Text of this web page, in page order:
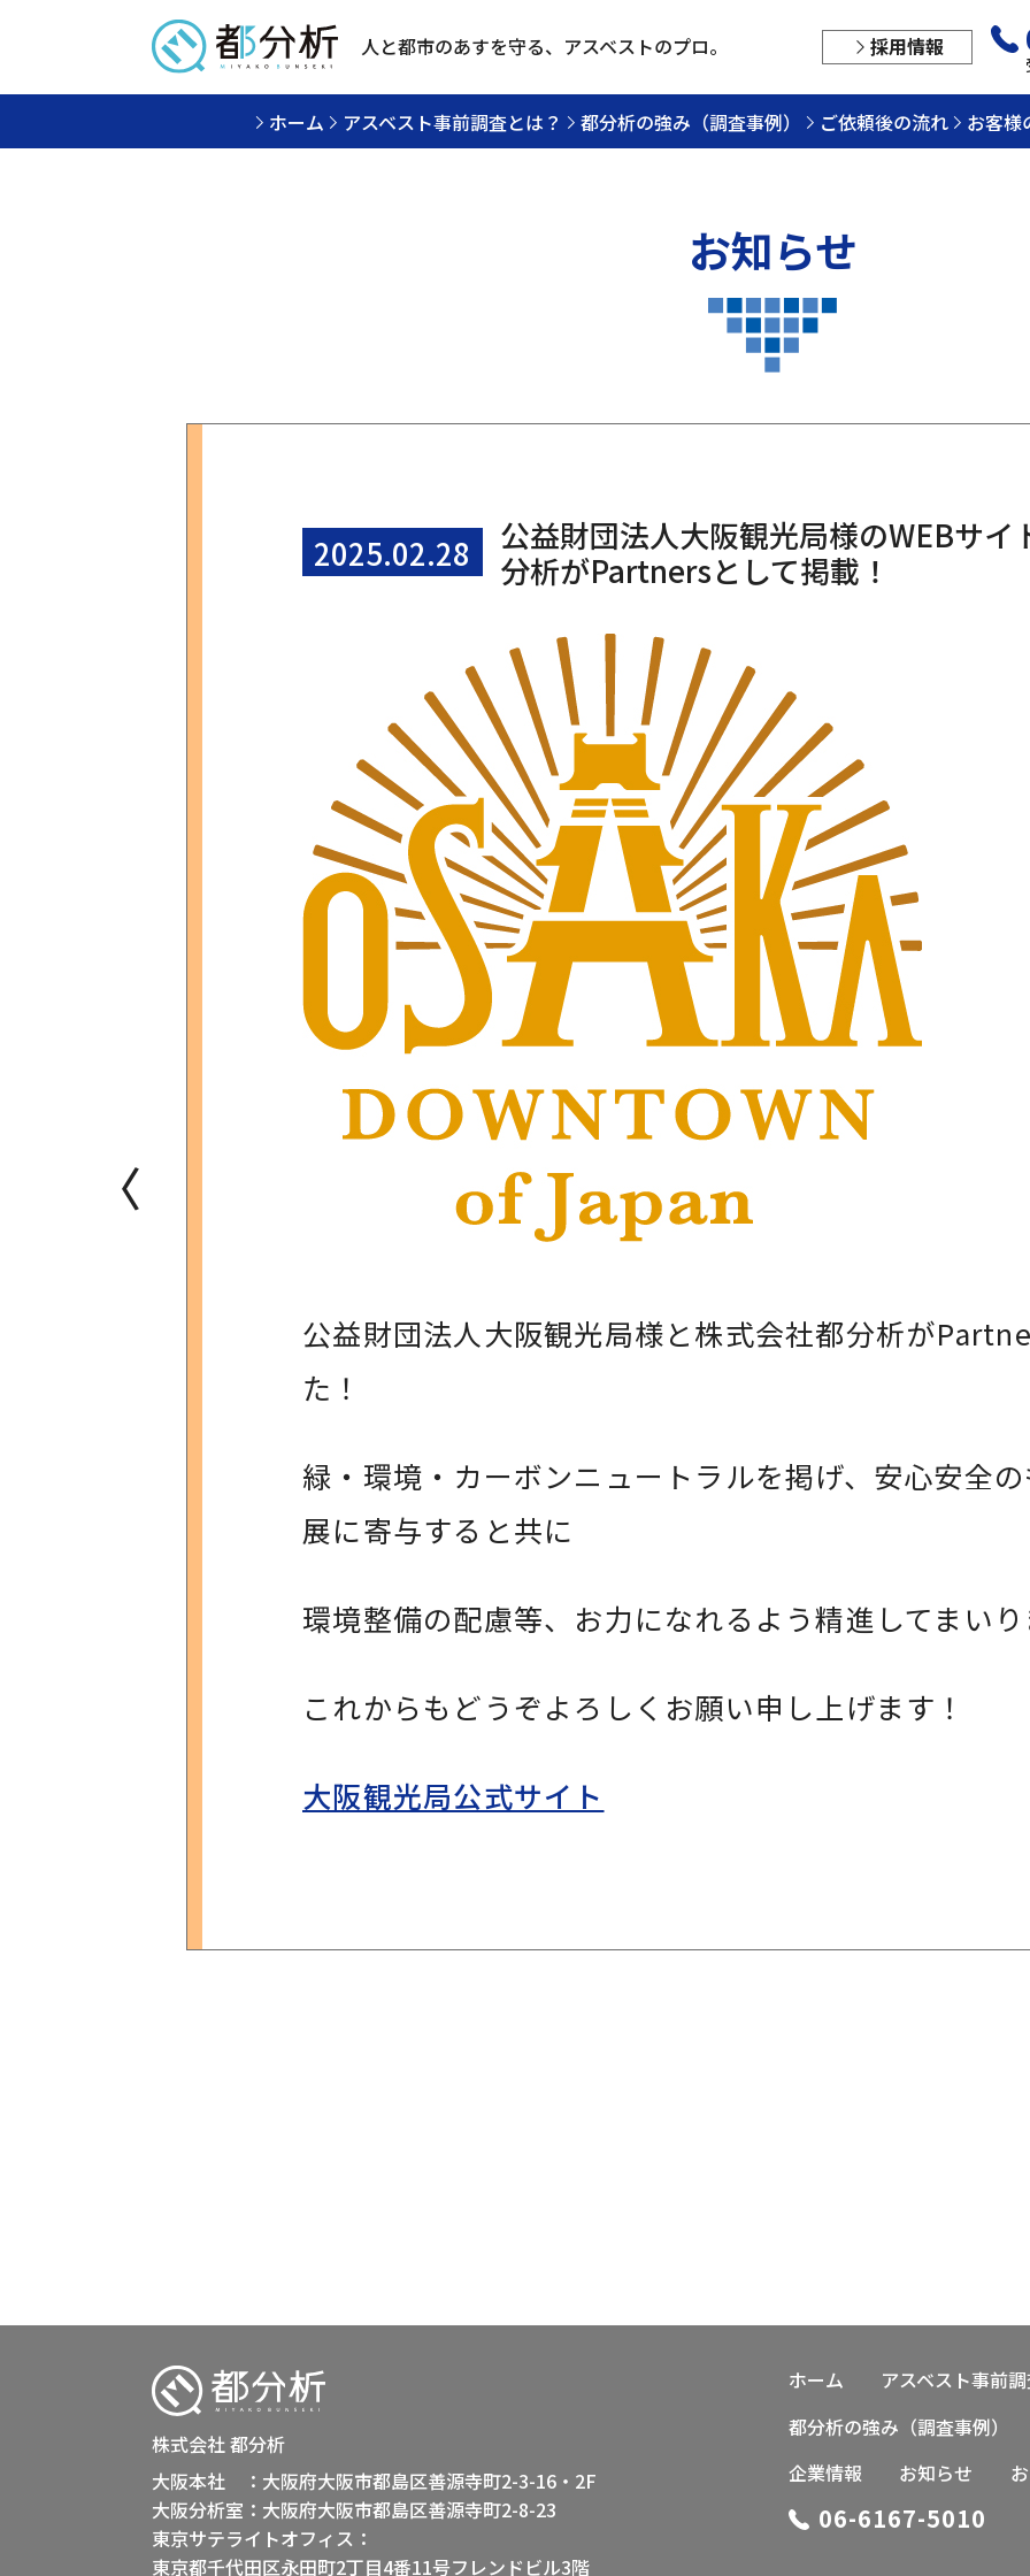
人と都市のあすを守る、 アスベストのプロ。 採用情報
ホーム アスベスト事前調査とは？ 都分析の強み（調査事例） ご依頼後の流れ お客様
お知らせ
2025.02.28
公益財団法人大阪観光局様のWEBサイ
分析がPartnersとして掲載！
公益財団法人大阪観光局様と株式会社都分析が
た！
緑・環境・カーボンニュートラルを掲げ、安心安全
展に寄与すると共に
環境整備の配慮等、お力になれるよう精進してまい
これからもどうぞよろしくお願い申し上げます！
大阪観光局公式サイト
〈
株式会社 都分析
大阪本社 ：大阪府大阪市都島区善源寺町2-3-16・2F
大阪分析室：大阪府大阪市都島区善源寺町2-8-23
東京サテライトオフィス：
東京都千代田区永田町2丁目4番11号フレンドビル3階
ホーム
アスベスト事前
都分析の強み（調査事例）
企業情報
お知らせ
06-6167-5010